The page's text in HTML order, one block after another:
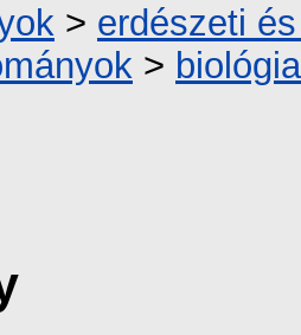
> erdészeti
>